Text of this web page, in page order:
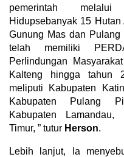
pemerintah melalui
Hidupsebanyak 15
Gunung Mas dan
telah memiliki
Perlindungan
Kalteng hingga tahun
meliputi Kabupaten
Kabupaten Pulang
Kabupaten
Timur, ” tutur Herson.
Lebih lanjut, Ia